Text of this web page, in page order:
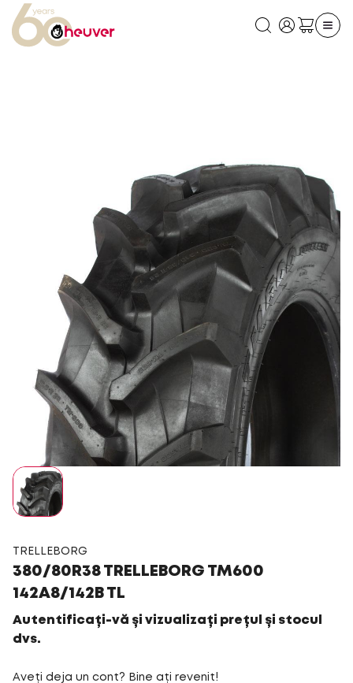
TRELLEBORG
380/80R38 TRELLEBORG TM600
142A8/142B TL
Autentificați-vă și vizualizați prețul și stocul
dvs.
Aveți deja un cont? Bine ați revenit!